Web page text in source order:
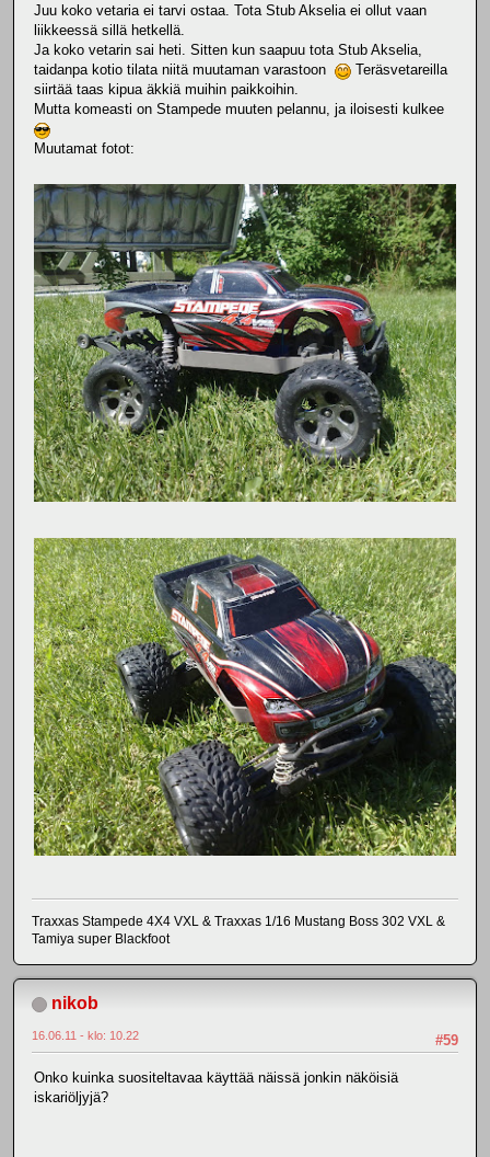
Juu koko vetaria ei tarvi ostaa. Tota Stub Akselia ei ollut vaan
liikkeessä sillä hetkellä.
Ja koko vetarin sai heti. Sitten kun saapuu tota Stub Akselia,
taidanpa kotio tilata niitä muutaman varastoon
Teräsvetareilla
siirtää taas kipua äkkiä muihin paikkoihin.
Mutta komeasti on Stampede muuten pelannu, ja iloisesti kulkee
Muutamat fotot:
Traxxas Stampede 4X4 VXL & Traxxas 1/16 Mustang Boss 302 VXL &
Tamiya super Blackfoot
nikob
#59
16.06.11 - klo: 10.22
Onko kuinka suositeltavaa käyttää näissä jonkin näköisiä
iskariöljyjä?